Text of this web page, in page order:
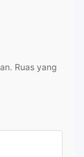
Ruas yang